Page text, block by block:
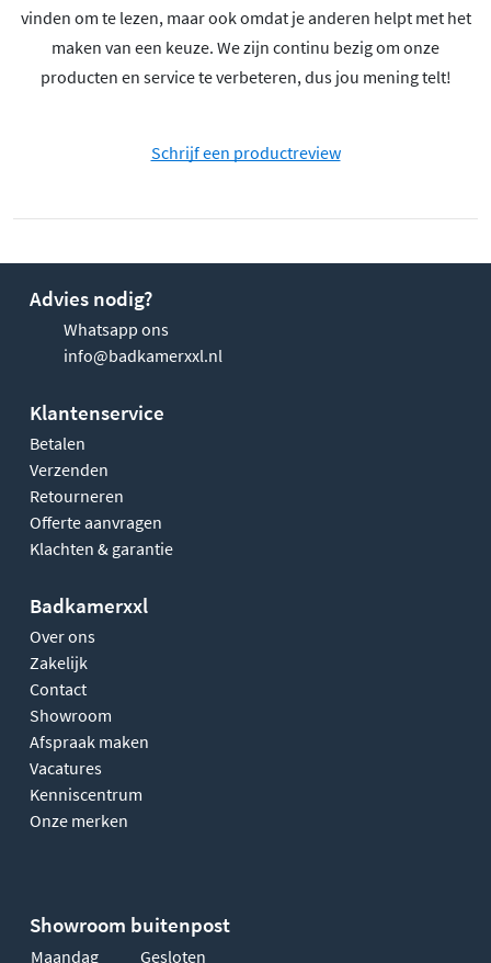
vinden om te lezen, maar ook omdat je anderen helpt met het
maken van een keuze. We zijn continu bezig om onze
producten en service te verbeteren, dus jou mening telt!
Schrijf een productreview
Advies nodig?
Whatsapp ons
info@badkamerxxl.nl
Klantenservice
Betalen
Verzenden
Retourneren
Offerte aanvragen
Klachten & garantie
Badkamerxxl
Over ons
Zakelijk
Contact
Showroom
Afspraak maken
Vacatures
Kenniscentrum
Onze merken
Showroom buitenpost
Maandag Gesloten